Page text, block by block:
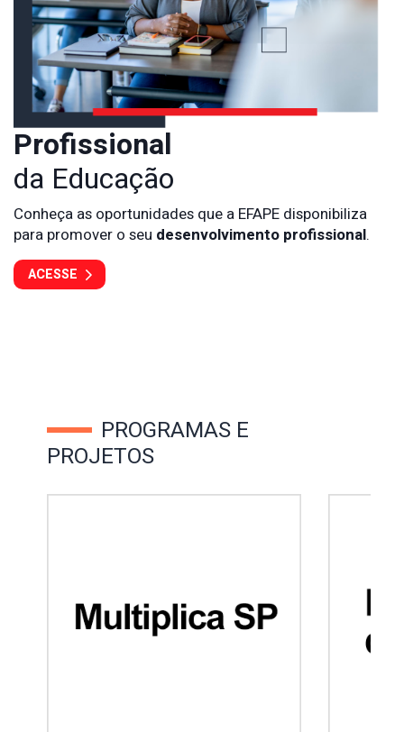
Profissional
da Educação
Conheça as oportunidades que a EFAPE disponibiliza
para promover o seu desenvolvimento profissional.
ACESSE
PROGRAMAS E
PROJETOS